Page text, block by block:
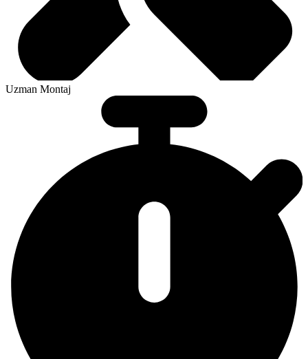
Uzman Montaj